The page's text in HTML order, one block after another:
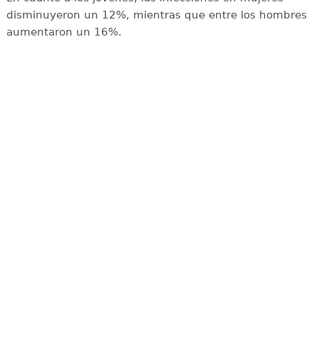
disminuyeron un 12%, mientras que entre los hombres
aumentaron un 16%.